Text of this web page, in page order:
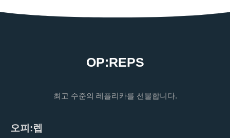
OP:REPS
최고 수준의 레플리카를 선물합니다.
오피:렙